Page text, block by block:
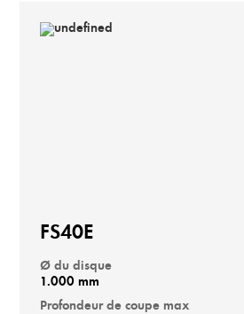
FS40E
Ø du disque
1.000 mm
Profondeur de coupe max